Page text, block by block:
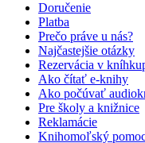
Doručenie
Platba
Prečo práve u nás?
Najčastejšie otázky
Rezervácia v
Ako čítať e-knihy
Ako počúvať
Pre školy a knižnice
Reklamácie
Knihomoľský